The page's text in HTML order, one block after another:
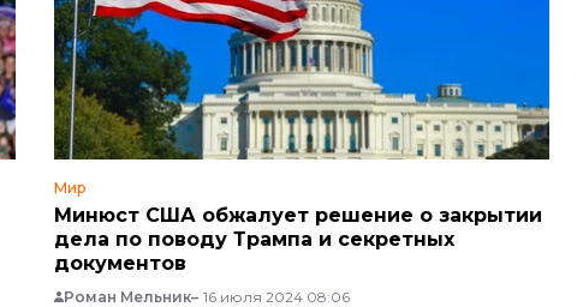
Мир
Минюст США обжалует решение о закрытии
дела по поводу Трампа и секретных
документов
Роман Мельник 16 июля 2024 08:06